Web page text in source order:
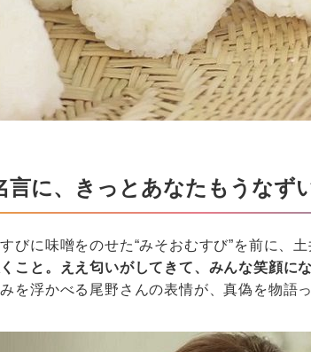
言に、きっとあなたもうなず
びに味噌をのせた“みそおむすび”を前に、
こと。ええ匂いがしてきて、みんな笑顔にな
を浮かべる尾野さんの表情が、真偽を物語